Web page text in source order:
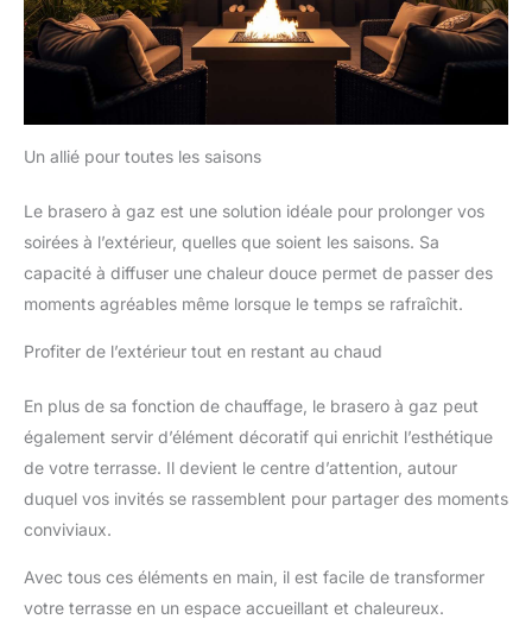
Un allié pour toutes les saisons
Le brasero à gaz est une solution idéale pour prolonger vos
soirées à l’extérieur, quelles que soient les saisons. Sa
capacité à diffuser une chaleur douce permet de passer des
moments agréables même lorsque le temps se rafraîchit.
Profiter de l’extérieur tout en restant au chaud
En plus de sa fonction de chauffage, le brasero à gaz peut
également servir d’élément décoratif qui enrichit l’esthétique
de votre terrasse. Il devient le centre d’attention, autour
duquel vos invités se rassemblent pour partager des moments
conviviaux.
Avec tous ces éléments en main, il est facile de transformer
votre terrasse en un espace accueillant et chaleureux.